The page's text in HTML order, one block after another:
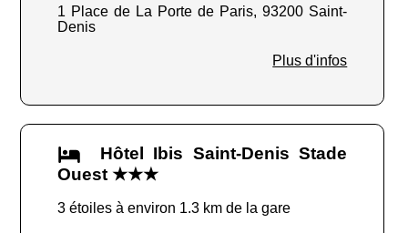
1 Place de La Porte de Paris, 93200 Saint-
Denis
Plus d'infos
Hôtel Ibis Saint-Denis Stade
Ouest ★★★
3 étoiles à environ 1.3 km de la gare